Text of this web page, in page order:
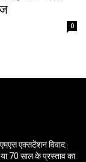
0
एक्सटेंशन विवाद:
70 साल के प्रस्ताव का